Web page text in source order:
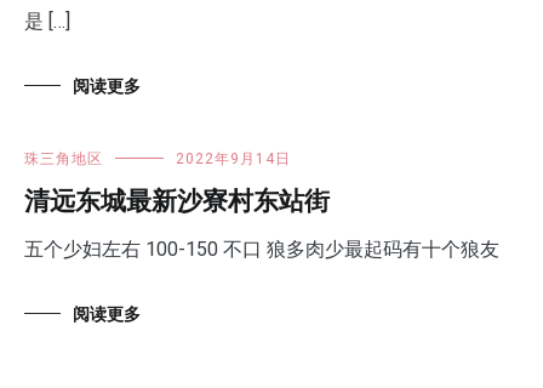
是 […]
阅读更多
珠三角地区 2022年9月14日
清远东城最新沙寮村东站街
五个少妇左右 100-150 不口 狼多肉少最起码有十个狼友
阅读更多